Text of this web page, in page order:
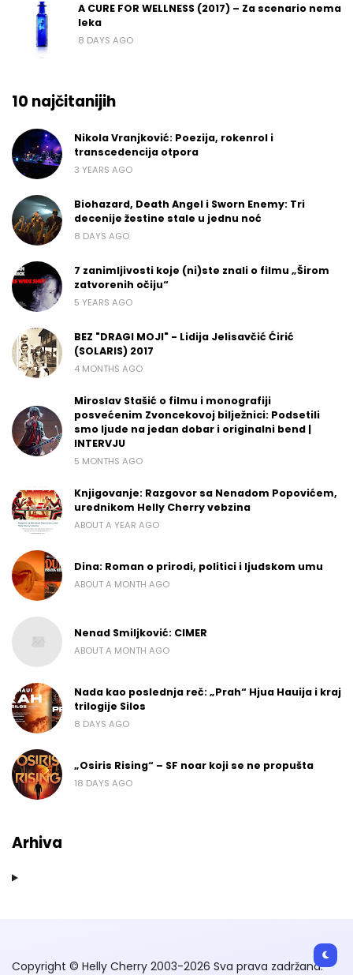
A CURE FOR WELLNESS (2017) – Za scenario nema
leka
8 DAYS AGO
10 najčitanijih
Nikola Vranjković: Poezija, rokenrol i
transcedencija otpora
3 YEARS AGO
Biohazard, Death Angel i Sworn Enemy: Tri
decenije žestine stale u jednu noć
8 DAYS AGO
7 zanimljivosti koje (ni)ste znali o filmu „Širom
zatvorenih očiju“
5 YEARS AGO
BEZ "DRAGI MOJI" - Lidija Jelisavčić Ćirić
(SOLARIS) 2017
4 MONTHS AGO
Miroslav Stašić o filmu i monografiji
posvećenim Zvoncekovoj bilježnici: Podsetili
smo ljude na jedan dobar i originalni bend |
INTERVJU
5 MONTHS AGO
Knjigovanje: Razgovor sa Nenadom Popovićem,
urednikom Helly Cherry vebzina
ABOUT A YEAR AGO
Dina: Roman o prirodi, politici i ljudskom umu
ABOUT A MONTH AGO
Nenad Smiljković: CIMER
ABOUT A MONTH AGO
Nada kao poslednja reč: „Prah“ Hjua Hauija i kraj
trilogije Silos
8 DAYS AGO
„Osiris Rising“ – SF noar koji se ne propušta
18 DAYS AGO
Arhiva
Copyright © Helly Cherry 2003-2026 Sva prava zadržana.